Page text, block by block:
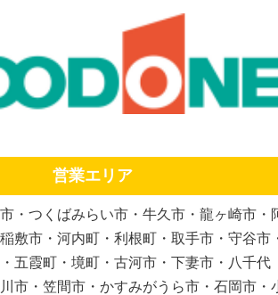
営業エリア
・つくばみらい市・牛久市・龍ヶ崎市・
敷市・河内町・利根町・取手市・守谷市
五霞町・境町・古河市・下妻市・八千代
市・笠間市・かすみがうら市・石岡市・